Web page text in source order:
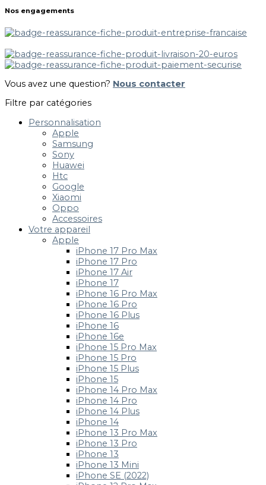
Nos engagements
Vous avez une question? Nous contacter
Filtre par catégories
Personnalisation
Apple
Samsung
Sony
Huawei
Htc
Google
Xiaomi
Oppo
Accessoires
Votre appareil
Apple
iPhone 17 Pro Max
iPhone 17 Pro
iPhone 17 Air
iPhone 17
iPhone 16 Pro Max
iPhone 16 Pro
iPhone 16 Plus
iPhone 16
iPhone 16e
iPhone 15 Pro Max
iPhone 15 Pro
iPhone 15 Plus
iPhone 15
iPhone 14 Pro Max
iPhone 14 Pro
iPhone 14 Plus
iPhone 14
iPhone 13 Pro Max
iPhone 13 Pro
iPhone 13
iPhone 13 Mini
iPhone SE (2022)